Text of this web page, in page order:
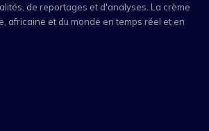
de reportages et d'analyses. La crème
africaine et du monde en temps réel et en